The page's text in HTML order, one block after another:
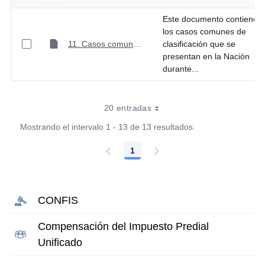
Este documento contiene
los casos comunes de
clasificación que se
presentan en la Nación
durante...
20 entradas
Mostrando el intervalo 1 - 13 de 13 resultados.
Página
1
CONFIS
Compensación del Impuesto Predial
Unificado